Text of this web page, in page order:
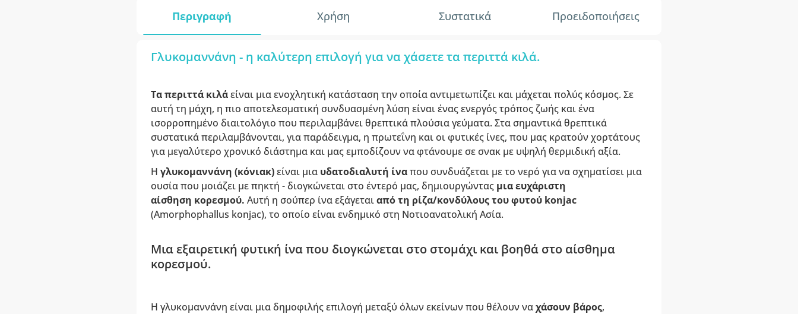
Περιγραφή Χρήση Συστατικά Προειδοποιήσεις
Γλυκομαννάνη - η καλύτερη επιλογή για να χάσετε τα περιττά κιλά.
Τα περιττά κιλάείναι μια ενοχλητική κατάσταση την οποία αντιμετωπίζει και μάχεται πολύς κόσμος. Σε
αυτή τη μάχη, η πιο αποτελεσματική συνδυασμένη λύση είναι ένας ενεργός τρόπος ζωής και ένα
ισορροπημένο διαιτολόγιο που περιλαμβάνει θρεπτικά πλούσια γεύματα. Στα σημαντικά θρεπτικά
συστατικά περιλαμβάνονται, για παράδειγμα, η πρωτεΐνη και οι φυτικές ίνες, που μας κρατούν χορτάτους
για μεγαλύτερο χρονικό διάστημα και μας εμποδίζουν να φτάνουμε σε σνακ με υψηλή θερμιδική αξία.
Η γλυκομαννάνη (κόνιακ)είναι μια υδατοδιαλυτή ίναπου συνδυάζεται με το νερό για να σχηματίσει μια
ουσία που μοιάζει με πηκτή - διογκώνεται στο έντερό μας, δημιουργώνταςμια ευχάριστη
αίσθηση κορεσμού. Αυτή η σούπερ ίνα εξάγεταιαπό τη ρίζα/κονδύλους του φυτού konjac
(Amorphophallus konjac), το οποίο είναι ενδημικό στη Νοτιοανατολική Ασία.
Μια εξαιρετική φυτική ίνα που διογκώνεται στο στομάχι και βοηθά στο αίσθημα
κορεσμού.
Η γλυκομαννάνη είναι μια δημοφιλής επιλογή μεταξύ όλων εκείνων που θέλουν ναχάσουν βάρος,